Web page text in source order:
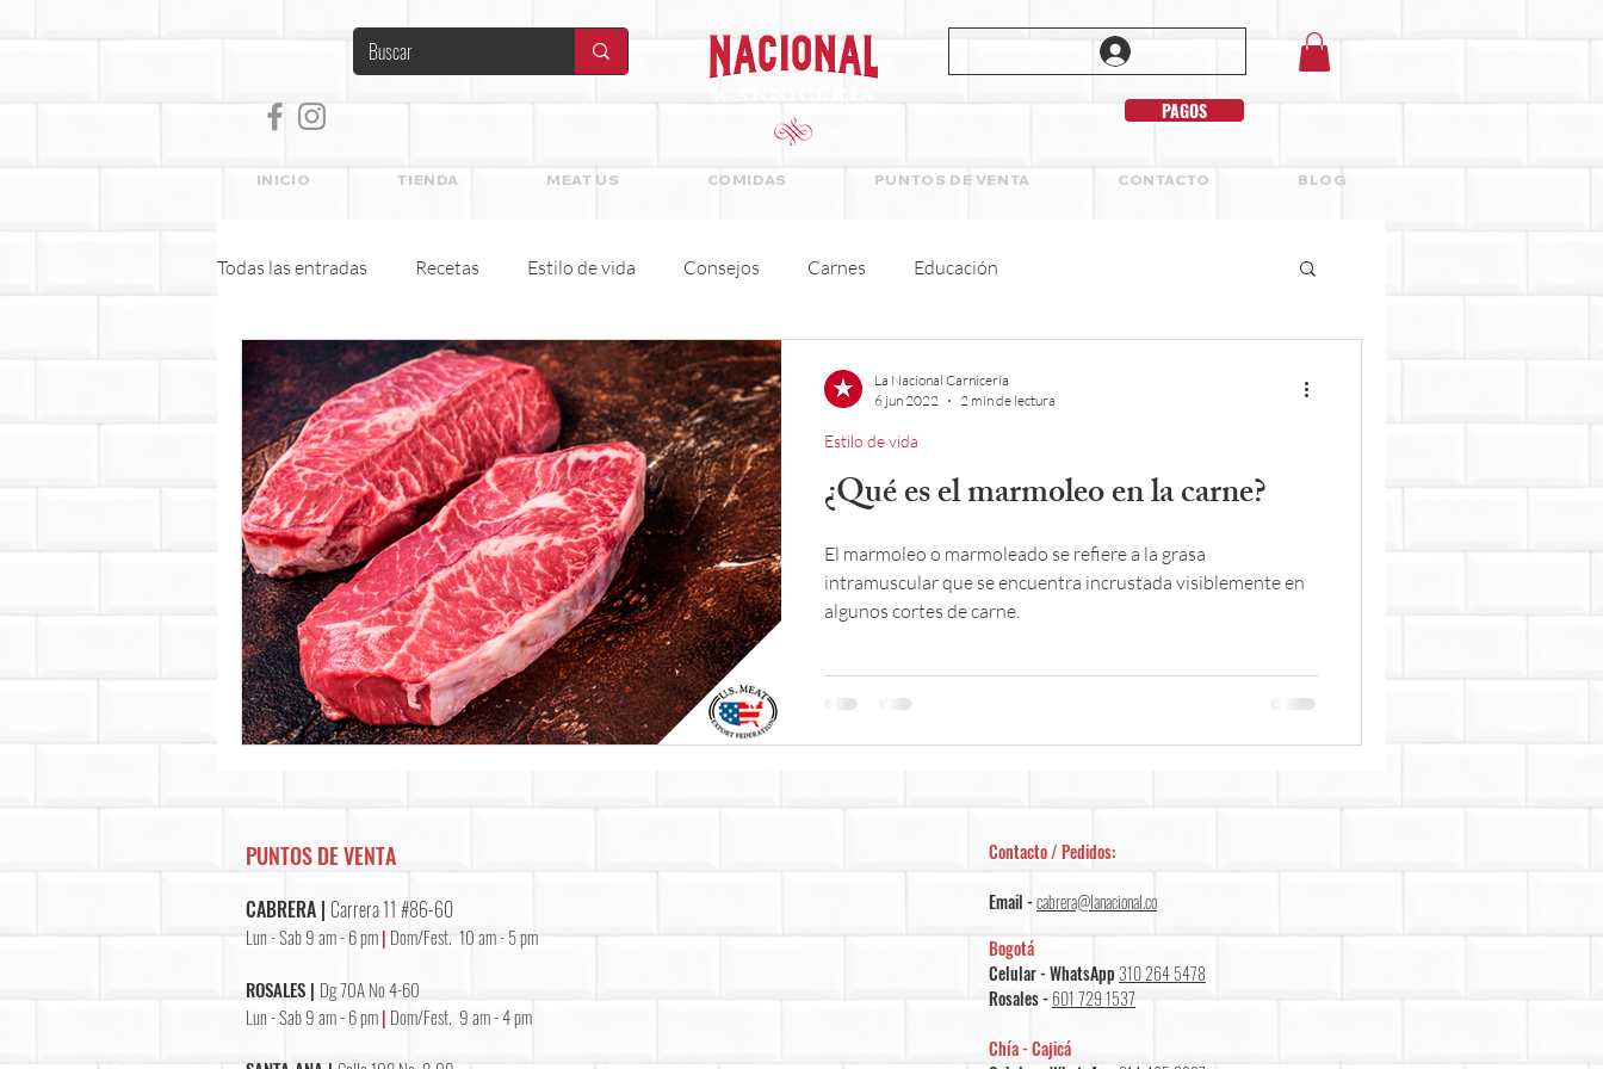
PAGOS
INICIO TIENDA MEAT US COMIDAS PUNTOS DE VENTA CONTACTO BLOG
Todas las entradas Recetas Estilo de vida Consejos Carnes Educación
¿Qué es el marmoleo en la carne?
El marmoleo o marmoleado se refiere a la grasa
intramuscular que se encuentra incrustada visiblemente en
algunos cortes de carne.
Estilo de vida
La Nacional Carnicería
6 jun 2022
2 min de lectura
PUNTOS DE VENTA
CABRERA | Carrera 11 #86-60
Lun - Sab 9 am - 6 pm| Dom/Fest. 10 am - 5 pm
ROSALES | Dg 70A No 4-60
Lun - Sab 9 am - 6 pm| Dom/Fest. 9 am - 4 pm
Contacto / Pedidos:
Email -cabrera@lanacional.co
Bogotá
Celular - WhatsApp 310 264 5478
Rosales -601 729 1537
Chía - Cajicá